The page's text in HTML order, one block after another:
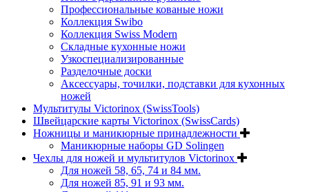
Профессиональные кованые ножи
Коллекция Swibo
Коллекция Swiss Modern
Складные кухонные ножи
Узкоспециализированные
Разделочные доски
Аксессуары, точилки, подставки для кухонных
ножей
Мультитулы Victorinox (SwissTools)
Швейцарские карты Victorinox (SwissCards)
Ножницы и маникюрные принадлежности
Маникюрные наборы GD Solingen
Чехлы для ножей и мультитулов Victorinox
Для ножей 58, 65, 74 и 84 мм.
Для ножей 85, 91 и 93 мм.